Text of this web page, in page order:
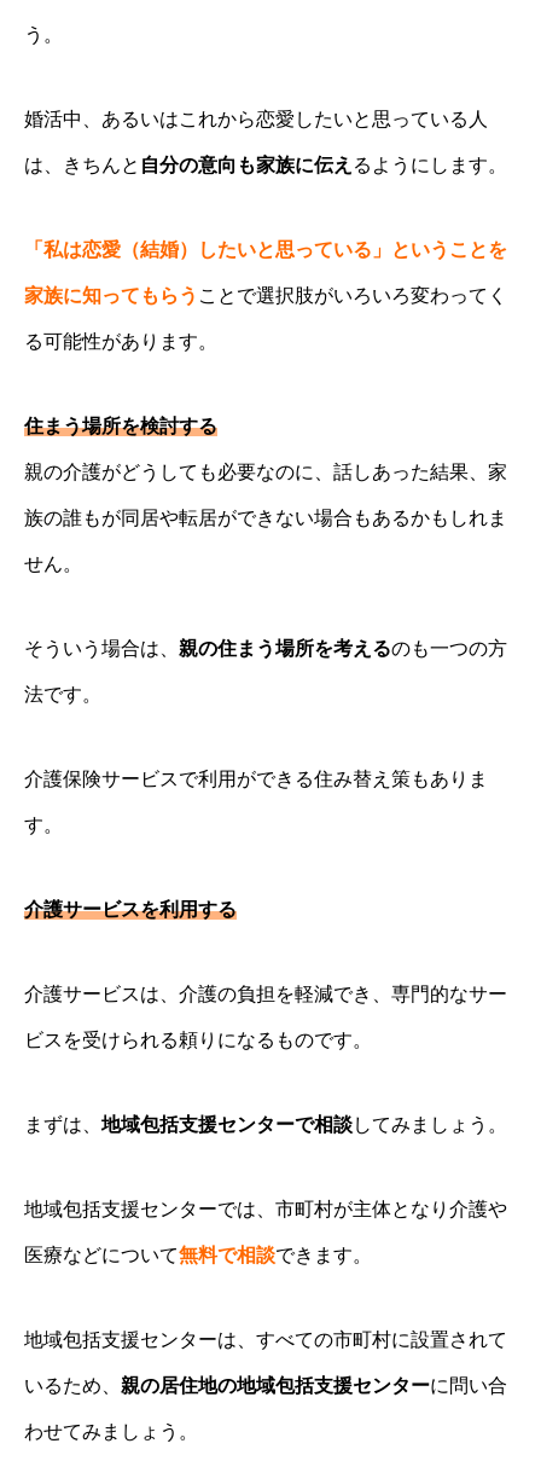
う。
婚活中、あるいはこれから恋愛したいと思っている人
は、きちんと 自分の意向も家族に伝え るようにします。
「私は恋愛（結婚）したいと思っている」ということを
家族に知ってもらう ことで選択肢がいろいろ変わってく
る可能性があります。
住まう場所を検討する
親の介護がどうしても必要なのに、話しあった結果、家
族の誰もが同居や転居ができない場合もあるかもしれま
せん。
そういう場合は、 親の住まう場所を考えるのも一つの方
法です。
介護保険サービスで利用ができる住み替え策もありま
す。
介護サービスを利用する
介護サービスは、介護の負担を軽減でき、専門的なサー
ビスを受けられる頼りになるものです。
まずは、 地域包括支援センターで相談してみましょう。
地域包括支援センターでは、市町村が主体となり介護や
医療などについて無料で相談できます。
地域包括支援センターは、すべての市町村に設置されて
いるため、 親の居住地の地域包括支援センターに問い合
わせてみましょう。